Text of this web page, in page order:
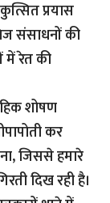
प्रयास
संसाधनों की
में रेत की
शोषण
कर
जिससे हमारे
दिख रही है।